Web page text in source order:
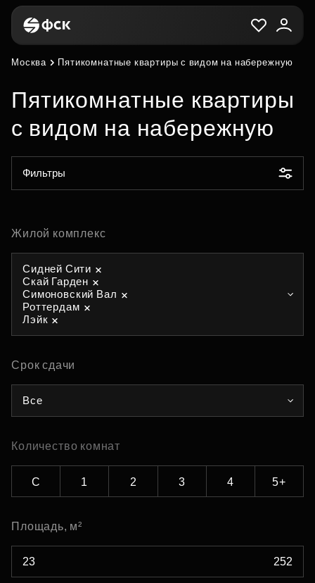
Москва Пятикомнатные квартиры с видом на набережную
Пятикомнатные квартиры
с видом на набережную
Фильтры
Жилой комплекс
Сидней Сити
Скай Гарден
Симоновский Вал
Роттердам
Лэйк
Срок сдачи
Все
Количество комнат
С 1 2 3 4 5+
Площадь, м²